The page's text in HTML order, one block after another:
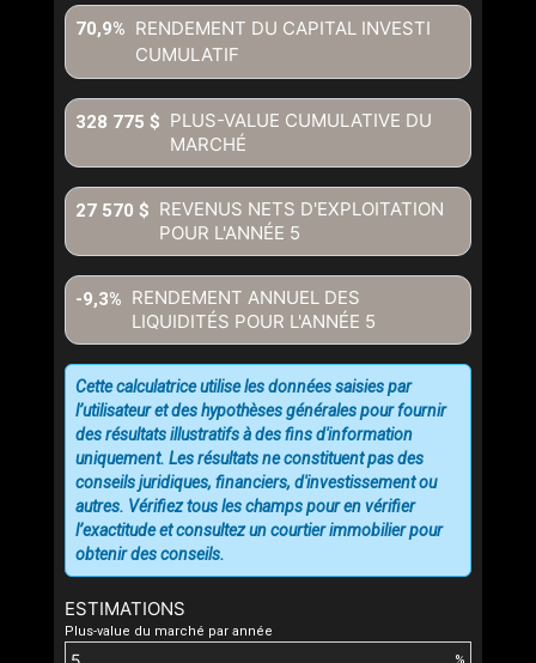
RENDEMENT DU CAPITAL INVESTI
CUMULATIF
70,9%
PLUS-VALUE CUMULATIVE DU
MARCHÉ
328 775 $
REVENUS NETS D'EXPLOITATION
POUR L'ANNÉE 5
27 570 $
RENDEMENT ANNUEL DES
LIQUIDITÉS POUR L'ANNÉE 5
-9,3%
ESTIMATIONS
Plus-value du marché par année
Cette calculatrice utilise les données saisies par
l’utilisateur et des hypothèses générales pour fournir
des résultats illustratifs à des fins d'information
uniquement. Les résultats ne constituent pas des
conseils juridiques, financiers, d'investissement ou
autres. Vérifiez tous les champs pour en vérifier
l’exactitude et consultez un courtier immobilier pour
obtenir des conseils.